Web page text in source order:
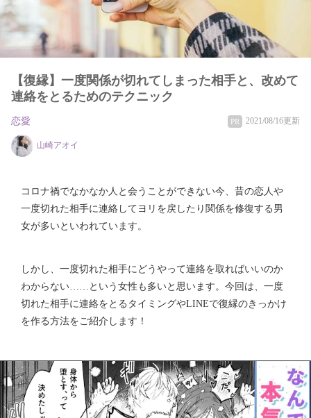
【復縁】一度関係が切れてしまった相手と、改めて
連絡をとるためのテクニック
恋愛 PR 2021/08/16更新
山崎アオイ
コロナ禍でなかなか人と会うことができない今、昔の恋人や
一度切れた相手に連絡してヨリを戻したり関係を修復する男
女が多いといわれています。
しかし、一度切れた相手にどうやって連絡を取ればいいのか
わからない……という女性も多いと思います。今回は、一度
切れた相手に連絡をとるタイミングやLINEで復縁のきっかけ
を作る方法をご紹介します！